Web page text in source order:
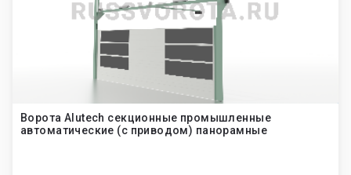
Ворота Alutech секционные промышленные
автоматические (с приводом) панорамные